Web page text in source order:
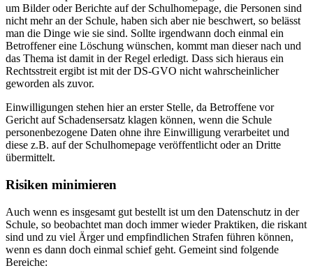
um Bilder oder Berichte auf der Schulhomepage, die Personen sind
nicht mehr an der Schule, haben sich aber nie beschwert, so belässt
man die Dinge wie sie sind. Sollte irgendwann doch einmal ein
Betroffener eine Löschung wünschen, kommt man dieser nach und
das Thema ist damit in der Regel erledigt. Dass sich hieraus ein
Rechtsstreit ergibt ist mit der DS-GVO nicht wahrscheinlicher
geworden als zuvor.
Einwilligungen stehen hier an erster Stelle, da Betroffene vor
Gericht auf Schadensersatz klagen können, wenn die Schule
personenbezogene Daten ohne ihre Einwilligung verarbeitet und
diese z.B. auf der Schulhomepage veröffentlicht oder an Dritte
übermittelt.
Risiken minimieren
Auch wenn es insgesamt gut bestellt ist um den Datenschutz in der
Schule, so beobachtet man doch immer wieder Praktiken, die riskant
sind und zu viel Ärger und empfindlichen Strafen führen können,
wenn es dann doch einmal schief geht. Gemeint sind folgende
Bereiche: